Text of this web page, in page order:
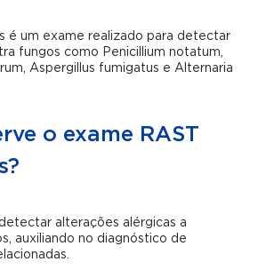
é um exame realizado para detectar
fungos como Penicillium notatum,
Aspergillus fumigatus e Alternaria
o exame RAST
alterações alérgicas a
auxiliando no diagnóstico de